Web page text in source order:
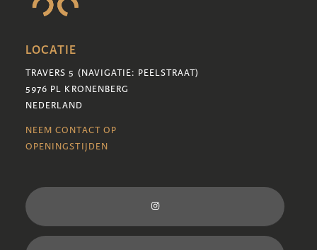
LOCATIE
TRAVERS 5 (NAVIGATIE: PEELSTRAAT)
5976 PL KRONENBERG
NEDERLAND
NEEM CONTACT OP
OPENINGSTIJDEN